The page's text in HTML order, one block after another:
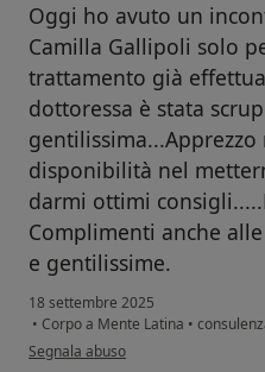
Oggi ho avuto un
Camilla Gallipoli solo
trattamento già
dottoressa è stata
disponibilità nel
darmi ottimi
Complimenti anche
e gentilissime.
18 settembre 2025
• Corpo a Mente Latina •
secondo l'opinione dell'utente Giulia
Segnala abuso